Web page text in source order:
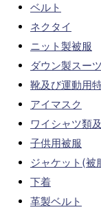
ベルト
ネクタイ
ニット製被服
ダウン製スーツ
靴及び運動用
アイマスク
ワイシャツ類
子供用被服
ジャケット(被
下着
革製ベルト